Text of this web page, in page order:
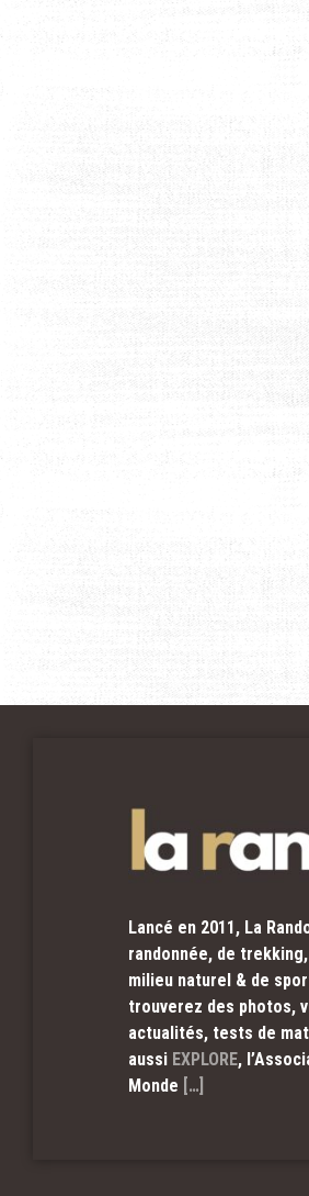
Lancé en 2011, La
randonnée, de
milieu naturel & de
trouverez des photos,
actualités, tests de
aussi EXPLORE,
Monde […]